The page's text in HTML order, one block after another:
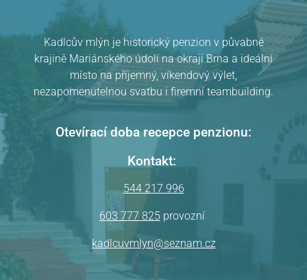
Kadlcův mlýn je historický penzion v půvabné
krajině Mariánského údolí na okraji Brna a ideální
místo na příjemný, víkendový výlet,
nezapomenutelnou svatbu i firemní teambuilding.
Otevírací doba recepce penzionu:
Kontakt:
544 217 996
603 777 825 provozní
kadlcuvmlyn@seznam.cz